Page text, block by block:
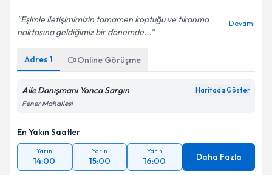
Eşimle iletişimimizin tamamen koptuğu ve tıkanma
noktasına geldiğimiz bir dönemde...
Devamı
Adres 1 Online Görüşme
Aile Danışmanı Yonca Sargın Haritada Göster
Fener Mahallesi
En Yakın Saatler
Yarın
14:00
Yarın
15:00
Yarın
16:00 Daha Fazla